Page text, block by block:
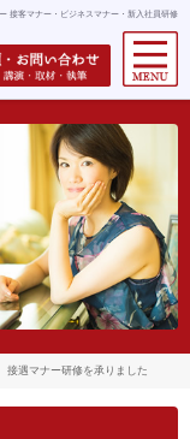
接客マナー・ビジネスマナー・新入社員研修
遇マナー研修を承りました